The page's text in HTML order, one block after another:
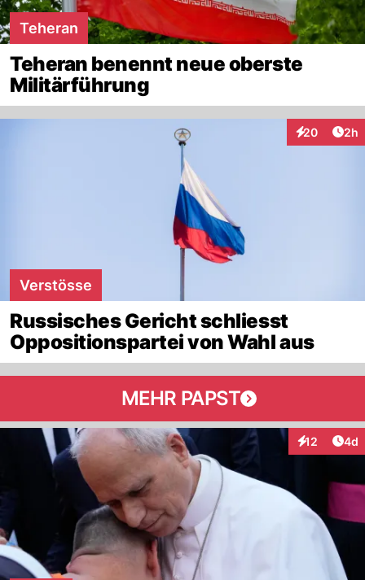
Teheran
Teheran benennt neue oberste
Militärführung
20
Interaktionen
2h
Verstösse
Russisches Gericht schliesst
Oppositionspartei von Wahl aus
MEHR PAPST
12
Interaktionen
4d